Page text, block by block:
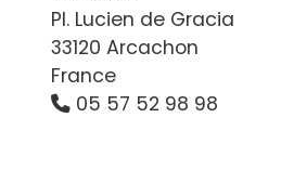
Pl. Lucien de Gracia
33120 Arcachon
France
05 57 52 98 98